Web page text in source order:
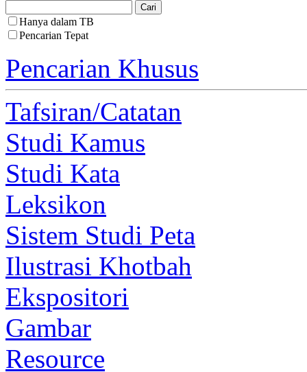
Hanya dalam TB
Pencarian Tepat
Pencarian Khusus
Tafsiran/Catatan
Studi Kamus
Studi Kata
Leksikon
Sistem Studi Peta
Ilustrasi Khotbah
Ekspositori
Gambar
Resource